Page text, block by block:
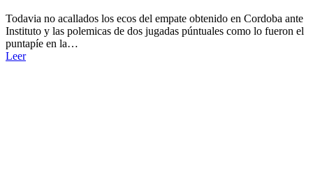
Todavia no acallados los ecos del empate obtenido en Cordoba ante
Instituto y las polemicas de dos jugadas púntuales como lo fueron el
puntapíe en la…
Leer